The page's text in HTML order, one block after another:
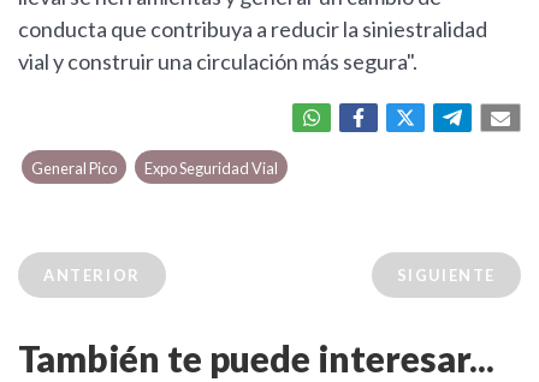
conducta que contribuya a reducir la siniestralidad
vial y construir una circulación más segura".
General Pico Expo Seguridad Vial
ANTERIOR SIGUIENTE
También te puede interesar...